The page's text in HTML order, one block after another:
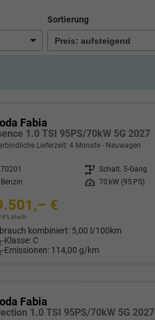
Sortierung
Fabia
1.0 TSI 95PS/70kW 5G 2027
Lieferzeit:4 Monate Neuwagen
70201 Getriebe Schalt. 5-Gang
Benzin Leistung 70 kW (95 PS)
€
MwSt.
kombiniert: 5,00 l/100km
-Klasse: C
-Emissionen: 114,00 g/km
Fabia
1.0 TSI 95PS/70kW 5G 2027